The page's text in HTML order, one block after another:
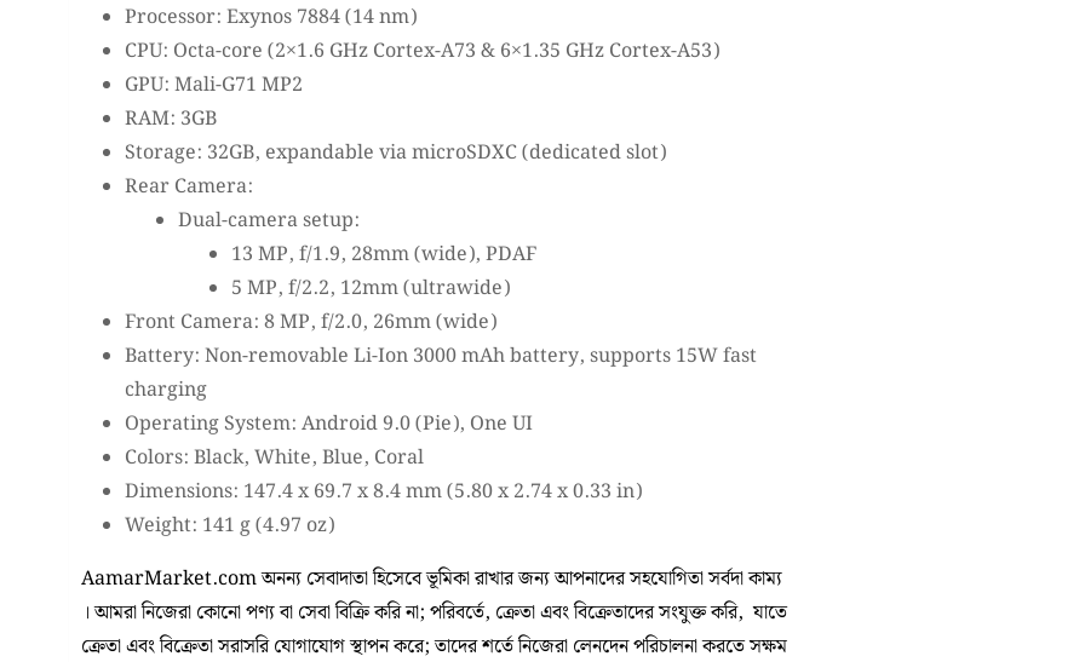
Processor: Exynos 7884 (14 nm)
CPU: Octa-core (2×1.6 GHz Cortex-A73 & 6×1.35 GHz Cortex-A53)
GPU: Mali-G71 MP2
RAM: 3GB
Storage: 32GB, expandable via microSDXC (dedicated slot)
Rear Camera:
Dual-camera setup:
13 MP, f/1.9, 28mm (wide), PDAF
5 MP, f/2.2, 12mm (ultrawide)
Front Camera: 8 MP, f/2.0, 26mm (wide)
Battery: Non-removable Li-Ion 3000 mAh battery, supports 15W fast
charging
Operating System: Android 9.0 (Pie), One UI
Colors: Black, White, Blue, Coral
Dimensions: 147.4 x 69.7 x 8.4 mm (5.80 x 2.74 x 0.33 in)
Weight: 141 g (4.97 oz)
AamarMarket.com অনন্য সেবাদাতা হিসেবে ভূমিকা রাখার জন্য আপনাদের সহযোগিতা সর্বদা কাম্য
। আমরা নিজেরা কোনো পণ্য বা সেবা বিক্রি করি না; পরিবর্তে, ক্রেতা এবং বিক্রেতাদের সংযুক্ত করি, যাতে
ক্রেতা এবং বিক্রেতা সরাসরি যোগাযোগ স্থাপন করে; তাদের শর্তে নিজেরা লেনদেন পরিচালনা করতে সক্ষম